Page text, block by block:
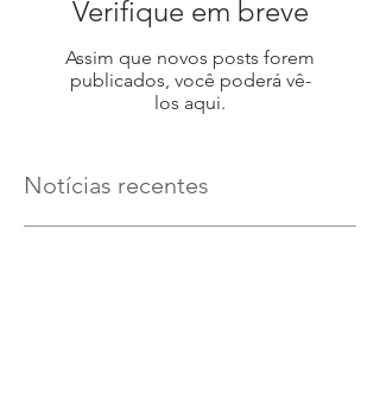
Verifique em breve
Assim que novos posts forem
publicados, você poderá vê-
los aqui.
Notícias recentes